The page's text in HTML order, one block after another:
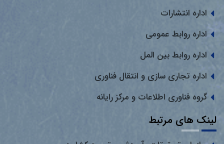
اداره انتشارات
اداره روابط عمومی
اداره روابط بین المل
اداره تجاری سازی و انتقال فناوری
گروه فناوری اطلاعات و مرکز رایانه
لینک های مرتبط